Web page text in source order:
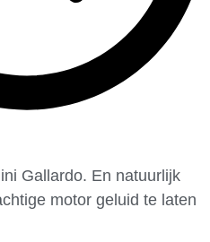
Gallardo. En natuurlijk
motor geluid te laten